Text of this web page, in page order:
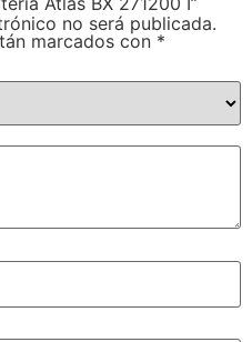
no será publicada.
marcados con *